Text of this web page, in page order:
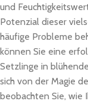
und
Potenzial dieser
häufige Probleme
können Sie eine
Setzlinge in
sich von der Magie
beobachten Sie, wie